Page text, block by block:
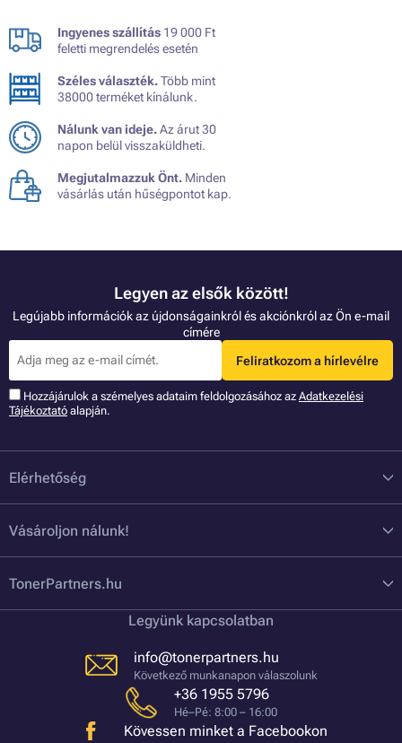
Ingyenes szállítás 19 000 Ft
feletti megrendelés esetén
Széles választék.Több mint
38000 terméket kínálunk.
Nálunk van ideje.Az árut 30
napon belül visszaküldheti.
Megjutalmazzuk Önt. Minden
vásárlás után hűségpontot kap.
Legyen az elsők között!
Legújabb információk az újdonságainkról és akciónkról az Ön e-mail
címére
Feliratkozom a hírlevélre
Hozzájárulok a szémelyes adataim feldolgozásához az Adatkezelési
Tájékoztató alapján.
Elérhetőség
Vásároljon nálunk!
TonerPartners.hu
Legyünk kapcsolatban
info@tonerpartners.hu
Következő munkanapon válaszolunk
+36 1955 5796
Hé–Pé: 8:00 – 16:00
Kövessen minket a Facebookon